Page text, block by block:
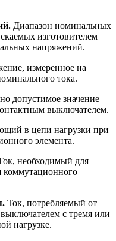
Диапазон номинальных
изготовителем
напряжений.
измеренное на
тока.
допустимое значение
выключателем.
в цепи нагрузки при
элемента.
необходимый для
коммутационного
Ток, потребляемый от
с тремя или
нагрузке.